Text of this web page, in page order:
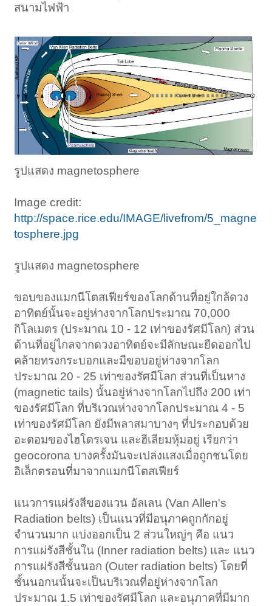
สนามไฟฟ้า
รูปแสดง magnetosphere
Image credit:
http://space.rice.edu/IMAGE/livefrom/5_magne
tosphere.jpg
รูปแสดง magnetosphere
ขอบของแมกนีโตสเฟียร์ของโลกด้านที่อยู่ใกล้ดวง
อาทิตย์นั้นจะอยู่ห่างจากโลกประมาณ 70,000
กิโลเมตร (ประมาณ 10 - 12 เท่าของรัศมีโลก) ส่วน
ด้านที่อยู่ไกลจากดวงอาทิตย์จะมีลักษณะยืดออกไป
คล้ายทรงกระบอกและมีขอบอยู่ห่างจากโลก
ประมาณ 20 - 25 เท่าของรัศมีโลก ส่วนที่เป็นหาง
(magnetic tails) นั้นอยู่ห่างจากโลกไปถึง 200 เท่า
ของรัศมีโลก ที่บริเวณห่างจากโลกประมาณ 4 - 5
เท่าของรัศมีโลก ยังมีพลาสมาบางๆ ที่ประกอบด้วย
อะตอมของไฮโดรเจน และฮีเลียมหุ้มอยู่ เรียกว่า
geocorona บางครั้งมันจะเปล่งแสงเมื่อถูกชนโดย
อิเล็กตรอนที่มาจากแมกนีโตสเฟียร์
แนวการแผ่รังสีของแวน อัลเลน (Van Allen's
Radiation belts) เป็นแนวที่มีอนุภาคถูกกักอยู่
จำนวนมาก แบ่งออกเป็น 2 ส่วนใหญ่ๆ คือ แนว
การแผ่รังสีชั้นใน (Inner radiation belts) และ แนว
การแผ่รังสีชั้นนอก (Outer radiation belts) โดยที่
ชั้นนอกนนั้นจะเป็นบริเวณที่อยู่ห่างจากโลก
ประมาณ 1.5 เท่าของรัศมีโลก และอนุภาคที่มีมาก